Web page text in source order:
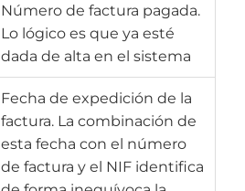
Número de factura pagada.
Lo lógico es que ya esté
dada de alta en el sistema
Fecha de expedición de la
factura. La combinación de
esta fecha con el número
de factura y el NIF identifica